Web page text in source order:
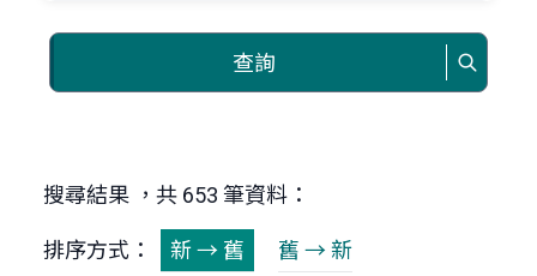
查詢
搜尋結果 ，共 653 筆資料：
排序方式： 新 → 舊 舊 → 新